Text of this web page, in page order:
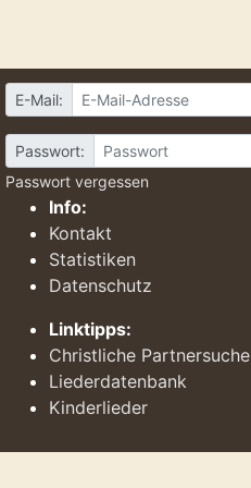
E-Mail:
Passwort:
Passwort vergessen
Info:
Kontakt
Statistiken
Datenschutz
Linktipps:
Christliche Partnersuche
Liederdatenbank
Kinderlieder